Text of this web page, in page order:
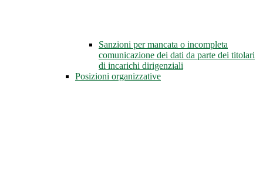
Sanzioni per mancata o incompleta
comunicazione dei dati da parte dei titolari
di incarichi dirigenziali
Posizioni organizzative